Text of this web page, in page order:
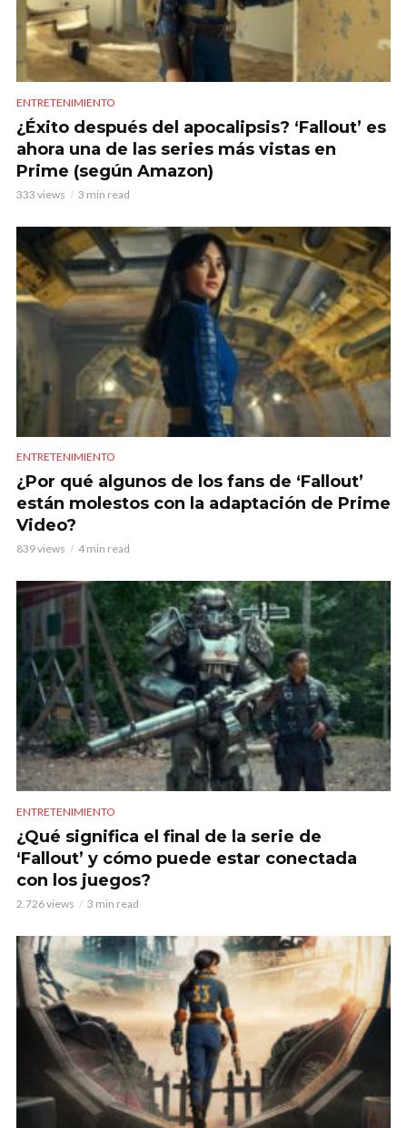
ENTRETENIMIENTO
¿Éxito después del apocalipsis? ‘Fallout’ es
ahora una de las series más vistas en
Prime (según Amazon)
333 views 3 min read
ENTRETENIMIENTO
¿Por qué algunos de los fans de ‘Fallout’
están molestos con la adaptación de Prime
Video?
839 views 4 min read
ENTRETENIMIENTO
¿Qué significa el final de la serie de
‘Fallout’ y cómo puede estar conectada
con los juegos?
2.726 views 3 min read